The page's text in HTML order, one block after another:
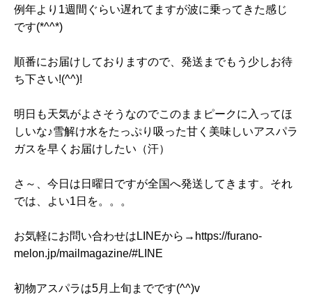
例年より1週間ぐらい遅れてますが波に乗ってきた感じ
です(*^^*)
順番にお届けしておりますので、発送までもう少しお待
ち下さい!(^^)!
明日も天気がよさそうなのでこのままピークに入ってほ
しいな♪雪解け水をたっぷり吸った甘く美味しいアスパラ
ガスを早くお届けしたい（汗）
さ～、今日は日曜日ですが全国へ発送してきます。それ
では、よい1日を。。。
お気軽にお問い合わせはLINEから→https://furano-
melon.jp/mailmagazine/#LINE
初物アスパラは5月上旬までです(^^)v